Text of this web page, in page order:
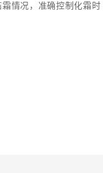
情况，准确控制化霜时